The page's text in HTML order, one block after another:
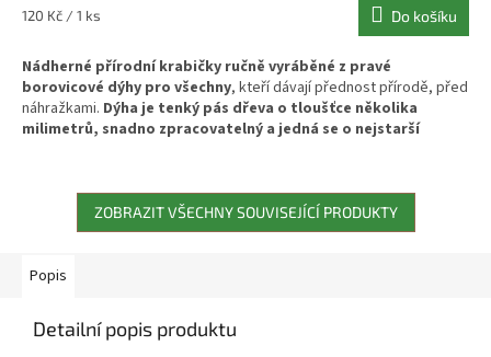
Měrná
120 Kč / 1 ks Do košíku
Nádherné přírodní krabičky ručně vyráběné z pravé
borovicové dýhy pro všechny, kteří dávají přednost přírodě, před
náhražkami. Dýha je tenký pás dřeva o tloušťce několika
milimetrů, snadno zpracovatelný a jedná se o nejstarší
dárků citové vazby. Vyzkoušejte naše krabičky a už nikdy nebudete
potřebovat balící papír. V kombinací s jutovým provázkem a
větvičkou jsou naprosto úchvatné.
ZOBRAZIT VŠECHNY SOUVISEJÍCÍ PRODUKTY
Popis
Detailní popis produktu